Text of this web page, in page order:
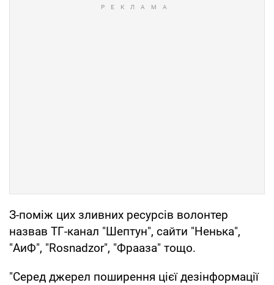
З-поміж цих зливних ресурсів волонтер
назвав ТГ-канал "Шептун", сайти "Ненька",
"АиФ", "Rosnadzor", "Фрааза" тощо.
"Серед джерел поширення цієї дезінформації